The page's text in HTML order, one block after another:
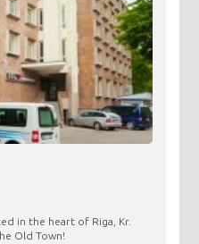
in the heart of Riga, Kr.
Old Town!